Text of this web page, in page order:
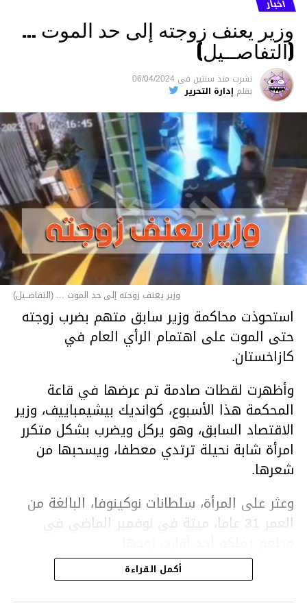
أخبار
وزير يعنف زوجته إلى حد الموت …
(التفاصــيل)
نشرت منذ سنتين فى 06/04/2024
بقلم إدارة التحرير
وزير يعنف زوجته إلى حد الموت ... (التفاصــيل)
استحوذت محاكمة وزير سابق متهم بضرب زوجته
حتى الموت على اهتمام الرأي العام في
كازاخستان.
وأظهرت لقطات صادمة تم عرضها في قاعة
المحكمة هذا الأسبوع، كوانديك بيشيمباييف، وزير
الاقتصاد السابق، وهو يركل ويضرب بشكل متكرر
امرأة شابة نحيلة ترتدي معطفا، ويسحبها من
شعرها.
وعثر على المرأة، سلطانات نوكينوفا، البالغة من
العمر 31 عاما، ميتة في نوفمبر الماضي في
ووفقا لتقرير الطبيب الشرعي، توفيت نوكينوفا
متأثرة بصدمة في الدماغ، وكانت إحدى عظام
أكمل القراءة